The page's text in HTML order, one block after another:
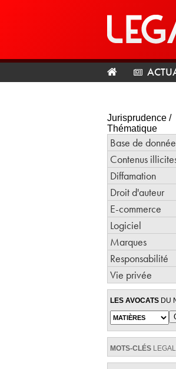
Jurisprudence /
Thématique
Base de
Contenus
Diffamation
Droit d'auteur
E-commerce
Logiciel
Marques
Responsabilité
Vie privée
LES AVOCATS DU
MOTS-CLÉS